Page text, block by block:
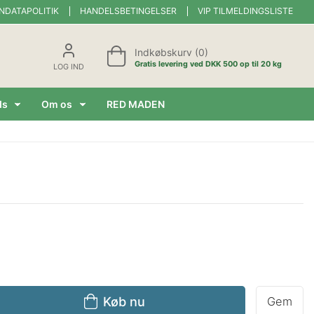
HANDELSBETINGELSER VIP TILMELDINGSLISTE
LOG IND
Indkøbskurv (0)
Gratis levering ved DKK 500 op til 20 kg
Om os RED MADEN
Køb nu Gem